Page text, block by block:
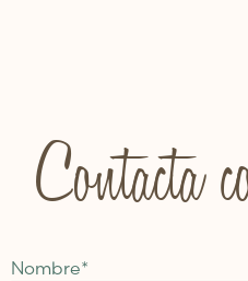
Contacta
Nombre*